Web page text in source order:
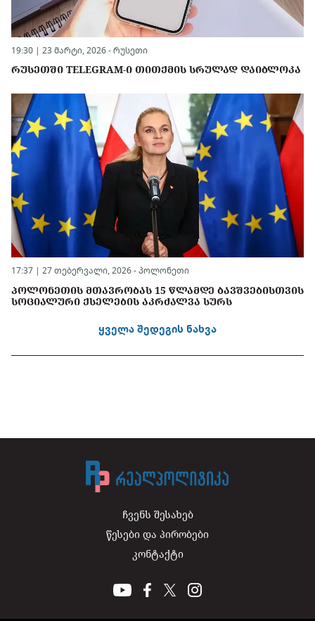
19:30 | 23 მარტი, 2026 - რუსეთი
ᲠᲣᲡᲔᲗᲨᲘ TELEGRAM-Ი ᲗᲘᲗᲥᲛᲘᲡ ᲡᲠᲣᲚᲐᲓ ᲓᲐᲘᲑᲚᲝᲙᲐ
17:37 | 27 თებერვალი, 2026 - პოლონეთი
ᲞᲝᲚᲝᲜᲔᲗᲘᲡ ᲛᲗᲐᲕᲠᲝᲑᲐᲡ 15 ᲬᲚᲐᲛᲓᲔ ᲑᲐᲕᲨᲕᲔᲑᲘᲡᲗᲕᲘᲡ
ᲡᲝᲪᲘᲐᲚᲣᲠᲘ ᲥᲡᲔᲚᲔᲑᲘᲡ ᲐᲙᲠᲫᲐᲚᲕᲐ ᲡᲣᲠᲡ
ყველა შედეგის ნახვა
ჩვენს შესახებ
წესები და პირობები
კონტაქტი